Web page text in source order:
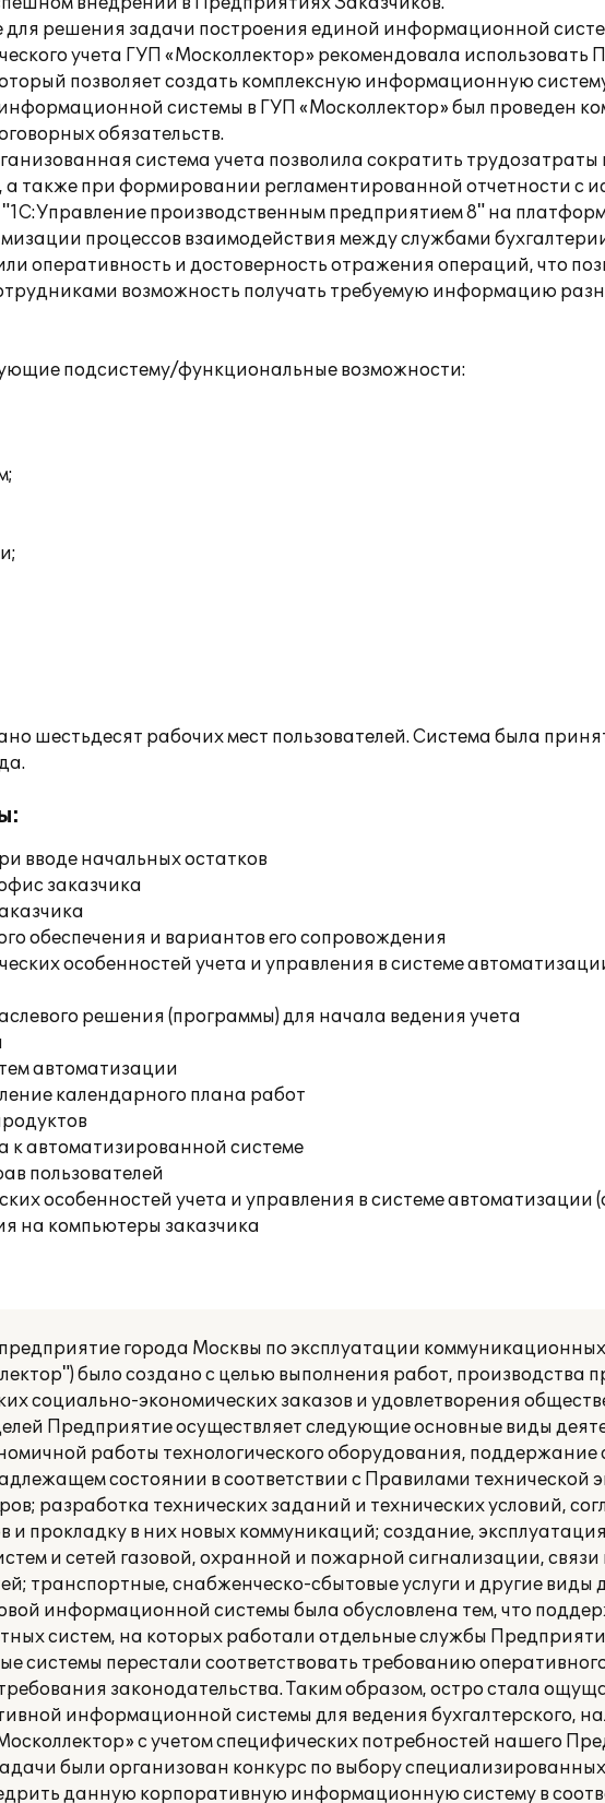
решения задачи построения единой информационной
учета ГУП «Москоллектор» рекомендовала
позволяет создать комплексную информационную
системы в ГУП «Москоллектор» был проведен
обязательств.
система учета позволила сократить
также при формировании регламентированной отчетности с
производственным предприятием 8" на
процессов взаимодействия между службами
оперативность и достоверность отражения операций, что
возможность получать требуемую информацию
подсистему/функциональные возможности:
шестьдесят рабочих мест пользователей. Система была
вводе начальных остатков
заказчика
обеспечения и вариантов его сопровождения
особенностей учета и управления в системе
решения (программы) для начала ведения учета
автоматизации
календарного плана работ
к автоматизированной системе
пользователей
особенностей учета и управления в системе автоматизации
на компьютеры заказчика
города Москвы по эксплуатации коммуникационных
было создано с целью выполнения работ, производства
социально-экономических заказов и удовлетворения
Предприятие осуществляет следующие основные виды
работы технологического оборудования, поддержание
состоянии в соответствии с Правилами технической
разработка технических заданий и технических условий,
и прокладку в них новых коммуникаций; создание,
и сетей газовой, охранной и пожарной сигнализации,
транспортные, снабженческо-сбытовые услуги и другие виды
информационной системы была обусловлена тем, что
систем, на которых работали отдельные службы
системы перестали соответствовать требованию
законодательства. Таким образом, остро стала
информационной системы для ведения бухгалтерского,
с учетом специфических потребностей нашего
были организован конкурс по выбору
данную корпоративную информационную систему в